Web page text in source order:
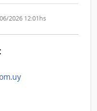
2026 12:01hs